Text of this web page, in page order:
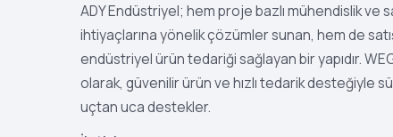
ADY Endüstriyel; hem proje bazlı mühendislik ve
ihtiyaçlarına yönelik çözümler sunan, hem de
endüstriyel ürün tedariği sağlayan bir yapıdır. WEG
olarak, güvenilir ürün ve hızlı tedarik desteğiyle
uçtan uca destekler.